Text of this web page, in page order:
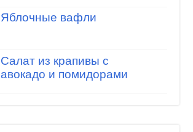
Яблочные вафли
Салат из крапивы с
авокадо и помидорами